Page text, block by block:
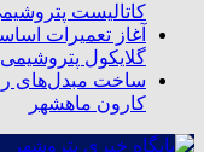
کاتالیست
گلایکول
ساخت مبدل‌های
کارون ماهشهر